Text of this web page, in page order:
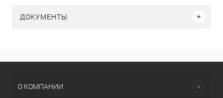
ДОКУМЕНТЫ
О КОМПАНИИ